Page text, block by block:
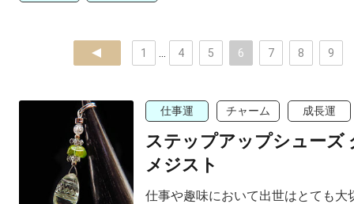
prev 1 4 5 6 7 8 9
仕事運 チャーム 成長運
ステップアップシューズ
メジスト
仕事や趣味において出世はとても大